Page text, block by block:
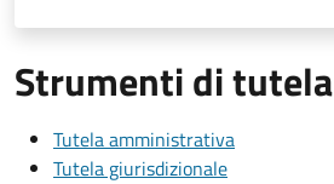
Strumenti di tutela
Tutela amministrativa
Tutela giurisdizionale